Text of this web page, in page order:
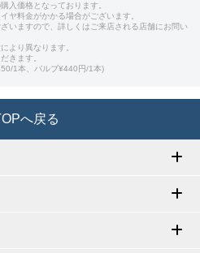
入価格となっております。
ヤ料金がかかる場合がございます。
いますので、詳しくはご来店される店舗にお問い
より異なります。
きます。
1本、バルブ¥440円/1本)
へ戻る